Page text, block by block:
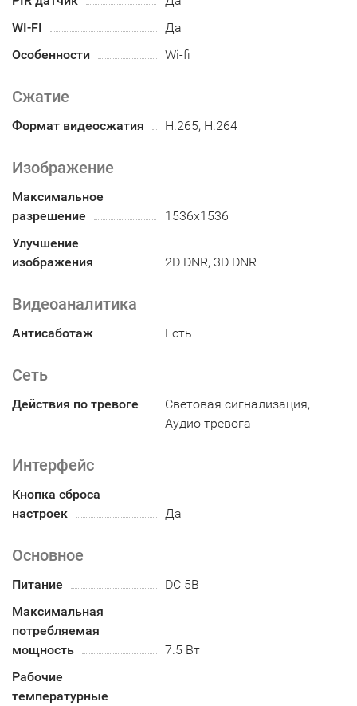
WI-FI
Да
Особенности
Wi-fi
Сжатие
Формат видеосжатия H.265, H.264
Изображение
Максимальное
разрешение
1536x1536
Улучшение
изображения
2D DNR, 3D DNR
Видеоаналитика
Антисаботаж Есть
Сеть
Действия по тревоге
Световая сигнализация,
Аудио тревога
Интерфейс
Кнопка сброса
настроек
Да
Основное
Питание
DC 5В
Максимальная
потребляемая
мощность
7.5 Вт
Рабочие
температурные